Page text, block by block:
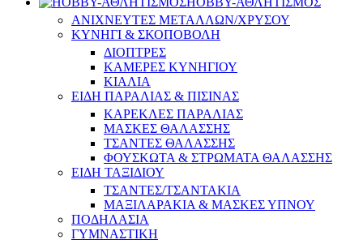
ΑΝΙΧΝΕΥΤΕΣ ΜΕΤΑΛΛΩΝ/ΧΡΥΣΟΥ
ΚΥΝΗΓΙ & ΣΚΟΠΟΒΟΛΗ
ΔΙΟΠΤΡΕΣ
ΚΑΜΕΡΕΣ ΚΥΝΗΓΙΟΥ
ΚΙΑΛΙΑ
ΕΙΔΗ ΠΑΡΑΛΙΑΣ & ΠΙΣΙΝΑΣ
ΚΑΡΕΚΛΕΣ ΠΑΡΑΛΙΑΣ
ΜΑΣΚΕΣ ΘΑΛΑΣΣΗΣ
ΤΣΑΝΤΕΣ ΘΑΛΑΣΣΗΣ
ΦΟΥΣΚΩΤΑ & ΣΤΡΩΜΑΤΑ ΘΑΛΑΣΣΗΣ
ΕΙΔΗ ΤΑΞΙΔΙΟΥ
ΤΣΑΝΤΕΣ/ΤΣΑΝΤΑΚΙΑ
ΜΑΞΙΛΑΡΑΚΙΑ & ΜΑΣΚΕΣ ΥΠΝΟΥ
ΠΟΔΗΛΑΣΙΑ
ΓΥΜΝΑΣΤΙΚΗ